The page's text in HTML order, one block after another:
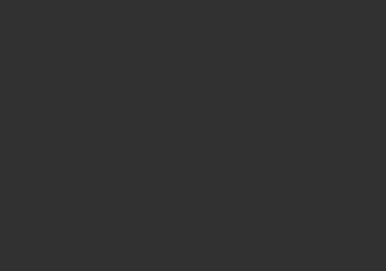
di messaggistica istantanea
piuttosto che suddividere i compiti
loro come stanno più spesso e